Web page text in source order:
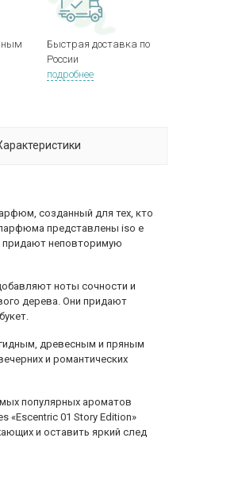
Быстрая доставка по
России
подробнее
созданный для тех, кто
представлены iso e
неповторимую
ноты сочности и
дерева. Они придают
древесным и пряным
и романтических
популярных ароматов
«Escentric 01 Story Edition»
и оставить яркий след